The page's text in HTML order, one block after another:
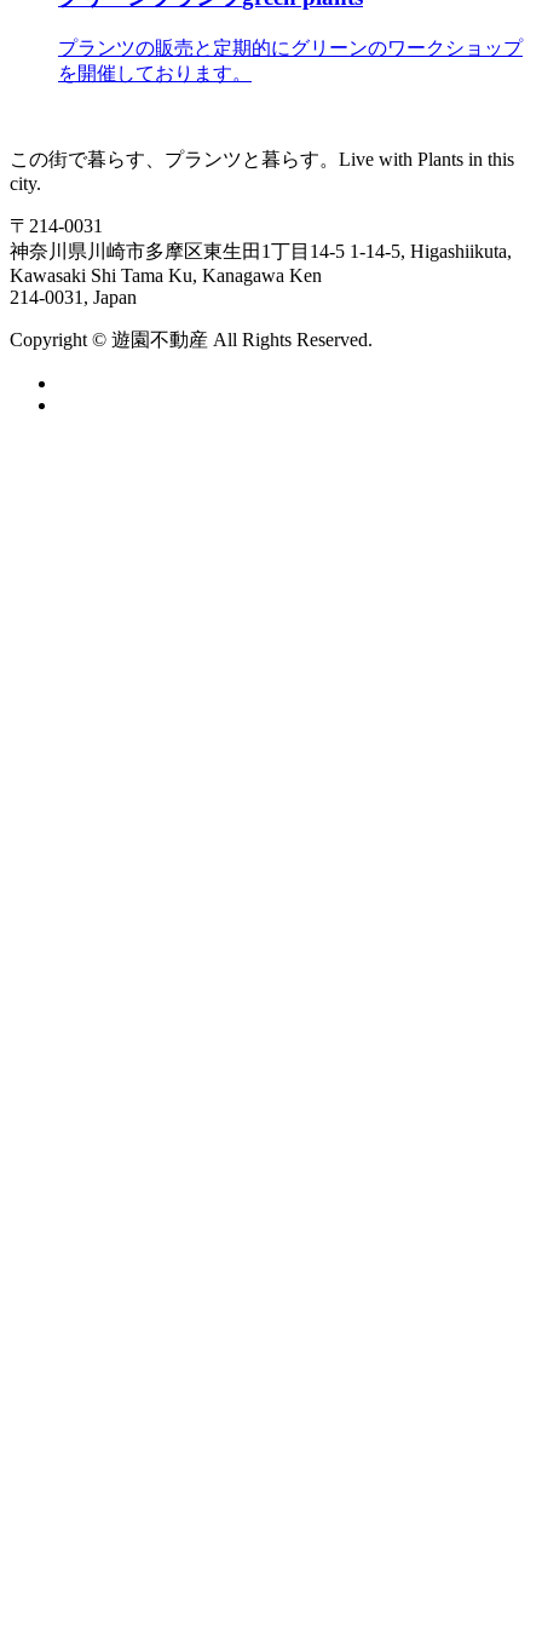
プランツの販売と定期的にグリーンのワークショップ
を開催しております。
この街で暮らす、プランツと暮らす。 Live with Plants in this
city.
〒214-0031
神奈川県川崎市多摩区東生田1丁目14-5 1-14-5, Higashiikuta,
Kawasaki Shi Tama Ku, Kanagawa Ken
214-0031, Japan
Copyright © 遊園不動産 All Rights Reserved.